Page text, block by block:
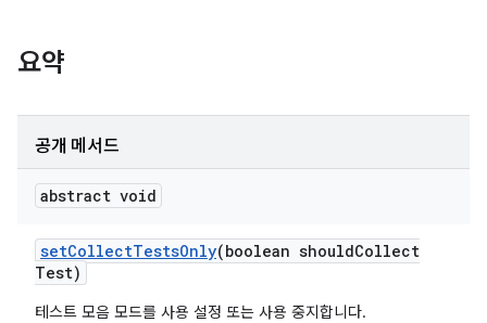
요약
공개 메서드
abstract void
setCollectTestsOnly(boolean shouldCollect
Test)
테스트 모음 모드를 사용 설정 또는 사용 중지합니다.